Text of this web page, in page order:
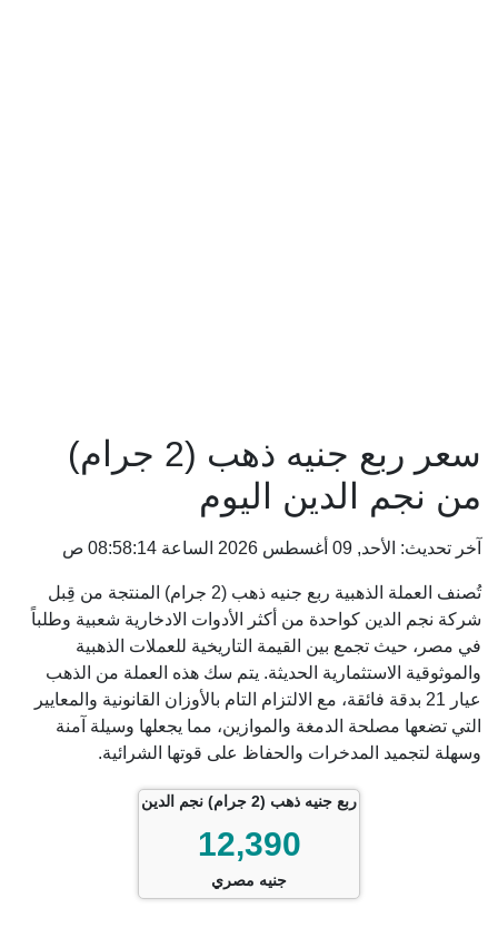
سعر ربع جنيه ذهب (2 جرام)
من نجم الدين اليوم
آخر تحديث: الأحد, 09 أغسطس 2026 الساعة 08:58:14 ص
تُصنف العملة الذهبية ربع جنيه ذهب (2 جرام) المنتجة من قِبل
شركة نجم الدين كواحدة من أكثر الأدوات الادخارية شعبية وطلباً
في مصر، حيث تجمع بين القيمة التاريخية للعملات الذهبية
والموثوقية الاستثمارية الحديثة. يتم سك هذه العملة من الذهب
عيار 21 بدقة فائقة، مع الالتزام التام بالأوزان القانونية والمعايير
التي تضعها مصلحة الدمغة والموازين، مما يجعلها وسيلة آمنة
وسهلة لتجميد المدخرات والحفاظ على قوتها الشرائية.
ربع جنيه ذهب (2 جرام) نجم الدين
12,390
جنيه مصري